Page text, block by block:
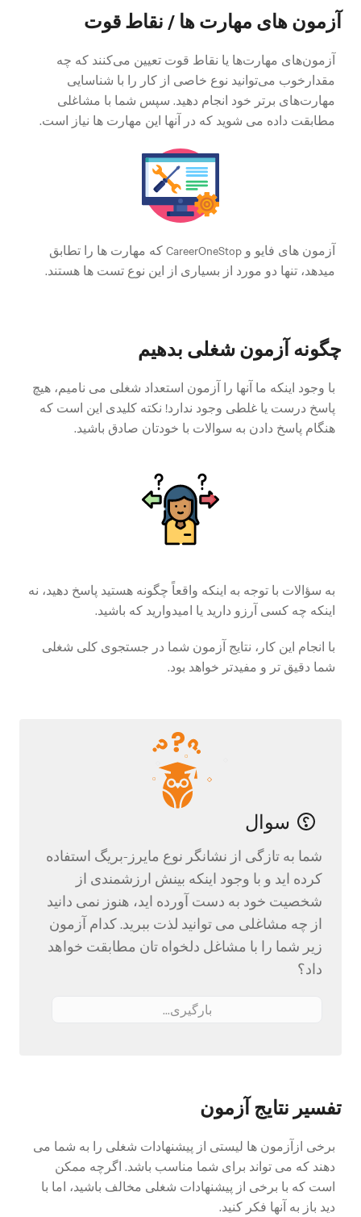
آزمون های مهارت ها / نقاط قوت
آزمون‌های مهارت‌ها یا نقاط قوت تعیین می‌کنند که چه
مقدارخوب می‌توانید نوع خاصی از کار را با شناسایی
مهارت‌های برتر خود انجام دهید. سپس شما با مشاغلی
مطابقت داده می شوید که در آنها این مهارت ها نیاز است.
آزمون های فایو و CareerOneStop که مهارت ها را تطابق
میدهد، تنها دو مورد از بسیاری از این نوع تست ها هستند.
چگونه آزمون شغلی بدهیم
با وجود اینکه ما آنها را آزمون استعداد شغلی می نامیم، هیچ
پاسخ درست یا غلطی وجود ندارد! نکته کلیدی این است که
هنگام پاسخ دادن به سوالات با خودتان صادق باشید.
به سؤالات با توجه به اینکه واقعاً چگونه هستید پاسخ دهید، نه
اینکه چه کسی آرزو دارید یا امیدوارید که باشید.
با انجام این کار، نتایج آزمون شما در جستجوی کلی شغلی
شما دقیق تر و مفیدتر خواهد بود.
سوال
شما به تازگی از نشانگر نوع مایرز-بریگ استفاده
کرده اید و با وجود اینکه بینش ارزشمندی از
شخصیت خود به دست آورده اید، هنوز نمی دانید
از چه مشاغلی می توانید لذت ببرید. کدام آزمون
زیر شما را با مشاغل دلخواه تان مطابقت خواهد
داد؟
بارگیری...
تفسیر نتایج آزمون
برخی ازآزمون ها لیستی از پیشنهادات شغلی را به شما می
دهند که می تواند برای شما مناسب باشد. اگرچه ممکن
است که با برخی از پیشنهادات شغلی مخالف باشید، اما با
دید باز به آنها فکر کنید.